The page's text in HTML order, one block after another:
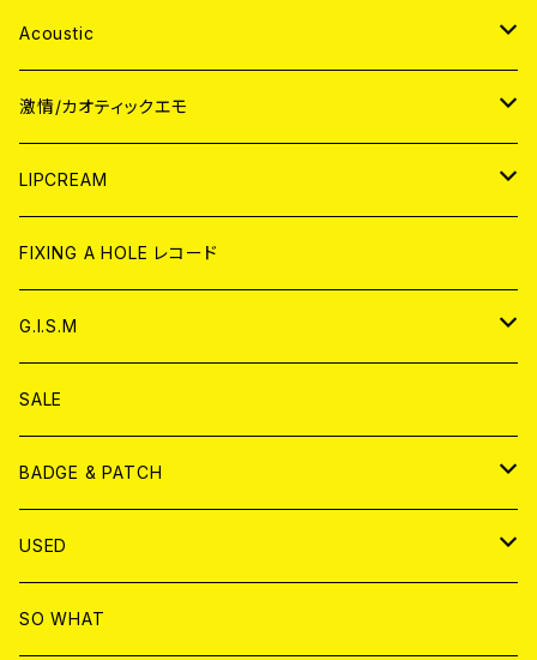
Acoustic
JAPAN
CD
ANALOG
WORLD
CD
ANALOG
激情/カオティックエモ
JAPAN
CD
ANALOG
WORLD
CD
ANALOG
LIPCREAM
CD
アナログ
DVD
T-shirt & WEAR
FIXING A HOLE レコード
G.I.S.M
CD
ANALOG
T-SHIRT & WEAR
DVD
SALE
BADGE & PATCH
BADGE
PATCH
USED
書籍
SO WHAT